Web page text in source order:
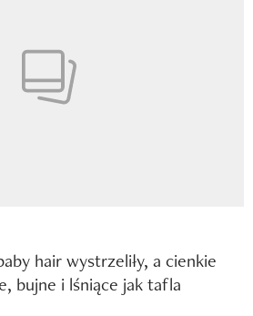
hair wystrzeliły, a cienkie
bujne i lśniące jak tafla